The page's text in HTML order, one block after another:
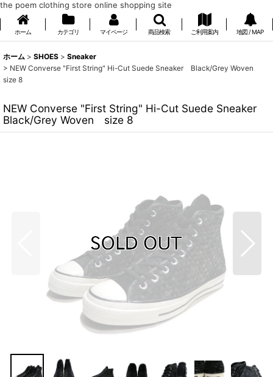
the poem clothing store online shopping site
ホーム カテゴリ マイページ 商品検索 ご利用案内 地図 / MAP
ホーム > SHOES > Sneaker
> NEW Converse "First String" Hi-Cut Suede Sneaker Black/Grey Woven
size 8
NEW Converse "First String" Hi-Cut Suede Sneaker
Black/Grey Woven size 8